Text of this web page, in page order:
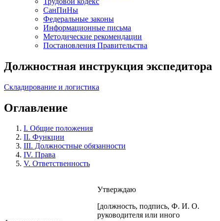
СанПиНы
Федеральные законы
Информационные письма
Методические рекомендации
Постановления Правительства
Должностная инструкция экспедитора
Складирование и логистика
Оглавление
I. Общие положения
II. Функции
III. Должностные обязанности
IV. Права
V. Ответственность
Утверждаю
[должность, подпись, Ф. И. О.
руководителя или иного